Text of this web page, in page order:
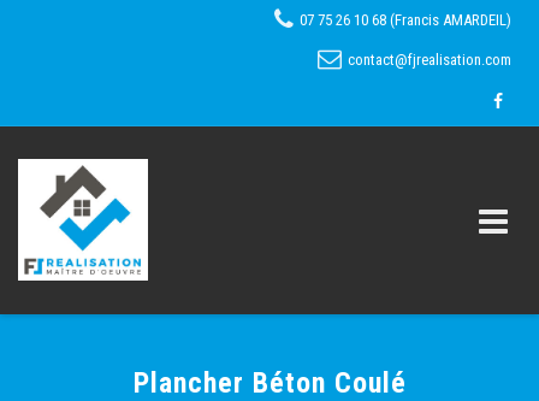
07 75 26 10 68 (Francis AMARDEIL)
contact@fjrealisation.com
Plancher Béton Coulé